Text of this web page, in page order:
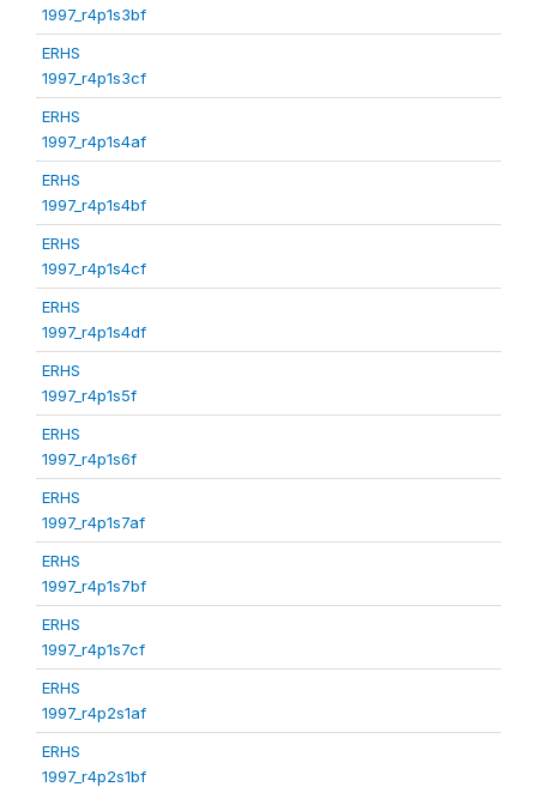
1997_r4p1s3bf
ERHS
1997_r4p1s3cf
ERHS
1997_r4p1s4af
ERHS
1997_r4p1s4bf
ERHS
1997_r4p1s4cf
ERHS
1997_r4p1s4df
ERHS
1997_r4p1s5f
ERHS
1997_r4p1s6f
ERHS
1997_r4p1s7af
ERHS
1997_r4p1s7bf
ERHS
1997_r4p1s7cf
ERHS
1997_r4p2s1af
ERHS
1997_r4p2s1bf